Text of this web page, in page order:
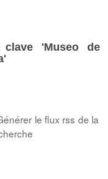
clave 'Museo de
le flux rss de la